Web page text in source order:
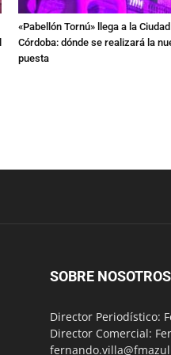
«Pabellón Tornú» llega a la
Córdoba: dónde se realizará la
puesta
SOBRE NOSOTROS
Director Periodístico:
Director Comercial: